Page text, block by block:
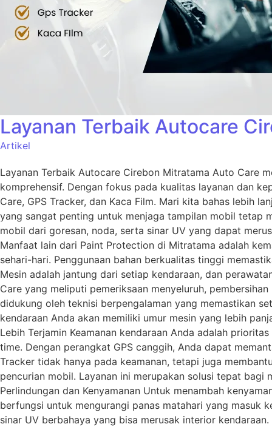
Layanan Terbaik Autocare
Artikel
Layanan Terbaik Autocare Cirebon Mitratama Auto Care
komprehensif. Dengan fokus pada kualitas layanan dan
Care, GPS Tracker, dan Kaca Film. Mari kita bahas lebih
yang sangat penting untuk menjaga tampilan mobil tetap
mobil dari goresan, noda, serta sinar UV yang dapat
Manfaat lain dari Paint Protection di Mitratama adalah
sehari-hari. Penggunaan bahan berkualitas tinggi
Mesin adalah jantung dari setiap kendaraan, dan
Care yang meliputi pemeriksaan menyeluruh,
didukung oleh teknisi berpengalaman yang memastikan
kendaraan Anda akan memiliki umur mesin yang lebih
Lebih Terjamin Keamanan kendaraan Anda adalah
time. Dengan perangkat GPS canggih, Anda dapat
Tracker tidak hanya pada keamanan, tetapi juga
pencurian mobil. Layanan ini merupakan solusi tepat bagi
Perlindungan dan Kenyamanan Untuk menambah
berfungsi untuk mengurangi panas matahari yang masuk
sinar UV berbahaya yang bisa merusak interior